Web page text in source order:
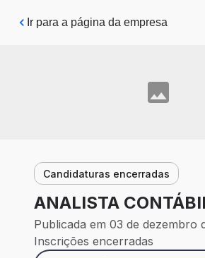
Pular para o conteúdo principal
Ir para a página da empresa
Candidaturas encerradas
ANALISTA
Publicada em 03 de dezembro
Inscrições encerradas